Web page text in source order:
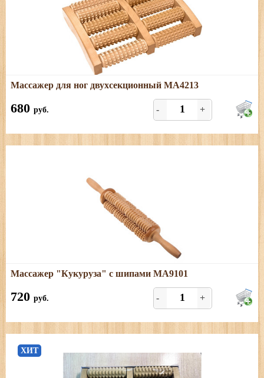
Березовый массажер для ног
Массажер для ног двухсекционный МА4213
680 руб. - +
Подробнее
Размеры: длина - 41,5 см
Массажер "Кукуруза" с шипами МА9101
720 руб. - +
ХИТ